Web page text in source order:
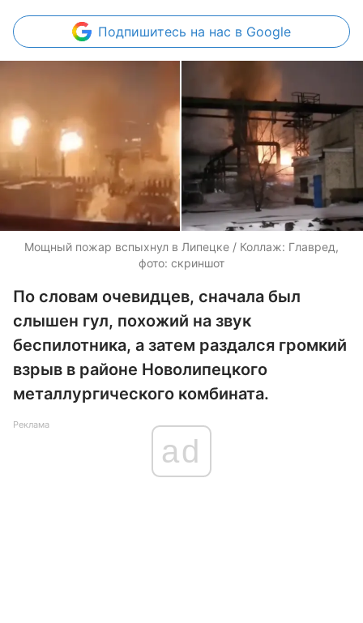
Подпишитесь на нас в Google
Мощный пожар вспыхнул в Липецке / Коллаж: Главред,
фото: скриншот
По словам очевидцев, сначала был
слышен гул, похожий на звук
беспилотника, а затем раздался громкий
взрыв в районе Новолипецкого
металлургического комбината.
Реклама
ad